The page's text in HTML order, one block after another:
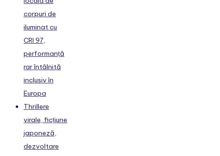
corpuri de
iluminat cu
CRI 97,
performanță
rar întâlnită
inclusiv în
Europa
Thrillere
virale, ficțiune
japoneză,
dezvoltare